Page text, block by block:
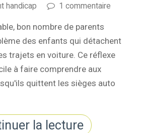
handicap
1 commentaire
bon nombre de parents
des enfants qui détachent
trajets en voiture. Ce réflexe
à faire comprendre aux
quittent les sièges auto
la lecture